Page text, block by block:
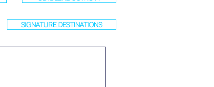
SIGNATURE DESTINATIONS